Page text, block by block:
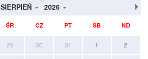
SIERPIEŃ 2026
ŚR CZ PT SB ND
29 30 31 1 2